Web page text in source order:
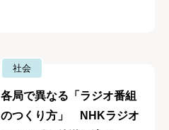
社会
各局で異なる「ラジオ番組
のつくり方」 NHKラジオ